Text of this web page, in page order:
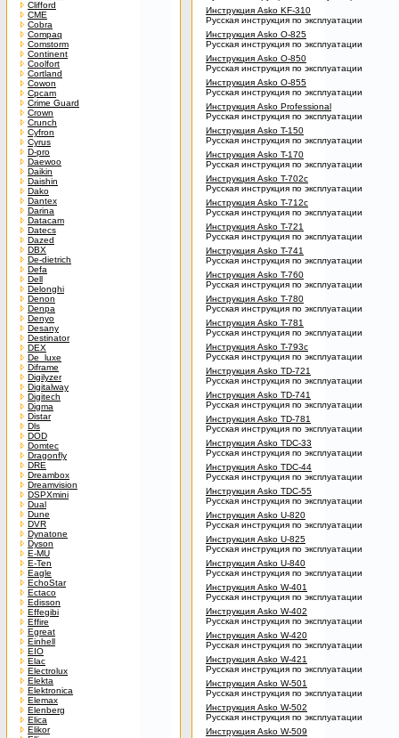
Clifford
CME
Cobra
Compaq
Comstorm
Continent
Coolfort
Cortland
Cowon
Cpcam
Crime Guard
Crown
Crunch
Cyfron
Cyrus
D-pro
Daewoo
Daikin
Daishin
Dako
Dantex
Darina
Datacam
Datecs
Dazed
DBX
De-dietrich
Defa
Dell
Delonghi
Denon
Denpa
Denyo
Desany
Destinator
DEX
De_luxe
Diframe
Digilyzer
Digitalway
Digitech
Digma
Distar
Dls
DOD
Domtec
Dragonfly
DRE
Dreambox
Dreamvision
DSPXmini
Dual
Dune
DVR
Dynatone
Dyson
E-MU
E-Ten
Eagle
EchoStar
Ectaco
Edisson
Effegibi
Effire
Egreat
Einhell
EIO
Elac
Electrolux
Elekta
Elektronica
Elemax
Elenberg
Elica
Elikor
Инструкция Asko KF-310
Русская инструкция по эксплуатации
Инструкция Asko O-825
Русская инструкция по эксплуатации
Инструкция Asko O-850
Русская инструкция по эксплуатации
Инструкция Asko O-855
Русская инструкция по эксплуатации
Инструкция Asko Professional
Русская инструкция по эксплуатации
Инструкция Asko T-150
Русская инструкция по эксплуатации
Инструкция Asko T-170
Русская инструкция по эксплуатации
Инструкция Asko T-702c
Русская инструкция по эксплуатации
Инструкция Asko T-712c
Русская инструкция по эксплуатации
Инструкция Asko T-721
Русская инструкция по эксплуатации
Инструкция Asko T-741
Русская инструкция по эксплуатации
Инструкция Asko T-760
Русская инструкция по эксплуатации
Инструкция Asko T-780
Русская инструкция по эксплуатации
Инструкция Asko T-781
Русская инструкция по эксплуатации
Инструкция Asko T-793c
Русская инструкция по эксплуатации
Инструкция Asko TD-721
Русская инструкция по эксплуатации
Инструкция Asko TD-741
Русская инструкция по эксплуатации
Инструкция Asko TD-781
Русская инструкция по эксплуатации
Инструкция Asko TDC-33
Русская инструкция по эксплуатации
Инструкция Asko TDC-44
Русская инструкция по эксплуатации
Инструкция Asko TDC-55
Русская инструкция по эксплуатации
Инструкция Asko U-820
Русская инструкция по эксплуатации
Инструкция Asko U-825
Русская инструкция по эксплуатации
Инструкция Asko U-840
Русская инструкция по эксплуатации
Инструкция Asko W-401
Русская инструкция по эксплуатации
Инструкция Asko W-402
Русская инструкция по эксплуатации
Инструкция Asko W-420
Русская инструкция по эксплуатации
Инструкция Asko W-421
Русская инструкция по эксплуатации
Инструкция Asko W-501
Русская инструкция по эксплуатации
Инструкция Asko W-502
Русская инструкция по эксплуатации
Инструкция Asko W-509